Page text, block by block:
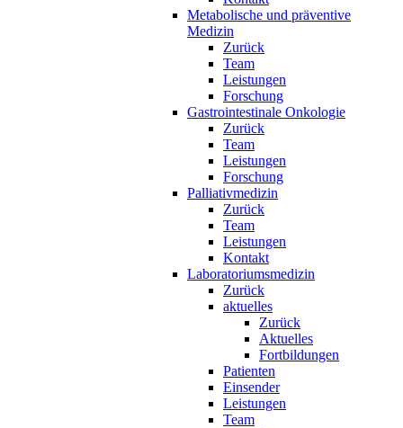
Metabolische und präventive
Medizin
Zurück
Team
Leistungen
Forschung
Gastrointestinale Onkologie
Zurück
Team
Leistungen
Forschung
Palliativmedizin
Zurück
Team
Leistungen
Kontakt
Laboratoriumsmedizin
Zurück
aktuelles
Zurück
Aktuelles
Fortbildungen
Patienten
Einsender
Leistungen
Team